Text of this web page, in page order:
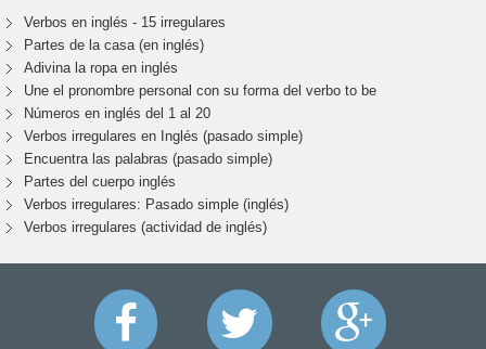
Verbos en inglés - 15 irregulares
Partes de la casa (en inglés)
Adivina la ropa en inglés
Une el pronombre personal con su forma del verbo to be
Números en inglés del 1 al 20
Verbos irregulares en Inglés (pasado simple)
Encuentra las palabras (pasado simple)
Partes del cuerpo inglés
Verbos irregulares: Pasado simple (inglés)
Verbos irregulares (actividad de inglés)